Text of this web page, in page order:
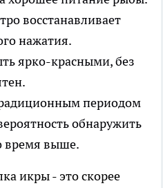
восстанавливает
нажатия.
ярко-красными, без
периодом
обнаружить
время выше.
икры - это скорее